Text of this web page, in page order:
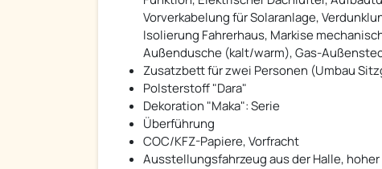
Vorverkabelung für Solaranlage,
Isolierung Fahrerhaus, Markise
Außendusche (kalt/warm), Gas-
Zusatzbett für zwei Personen (Umbau
Polsterstoff "Dara"
Dekoration "Maka": Serie
Überführung
COC/KFZ-Papiere, Vorfracht
Ausstellungsfahrzeug aus der Halle,